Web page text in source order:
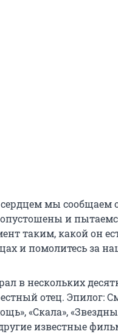
мы сообщаем
и
таким, какой он
и помолитесь за
в нескольких
отец. Эпилог:
«Скала»,
известные